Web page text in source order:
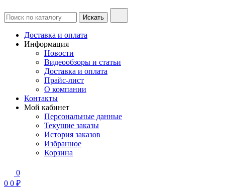
Доставка и оплата
Информация
Новости
Видеообзоры и статьи
Доставка и оплата
Прайс-лист
О компании
Контакты
Мой кабинет
Персональные данные
Текущие заказы
История заказов
Избранное
Корзина
0
0 0 ₽